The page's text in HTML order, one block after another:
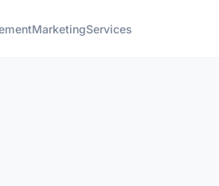
MarketingServices